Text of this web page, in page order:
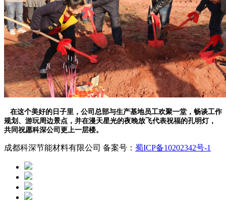
在这个美好的日子里，公司总部与生产基地员工欢聚一堂，畅谈工作
规划、游玩周边景点，并在漫天星光的夜晚放飞代表祝福的孔明灯，
共同祝愿科深公司更上一层楼。
成都科深节能材料有限公司 备案号： 蜀ICP备10202342号-1